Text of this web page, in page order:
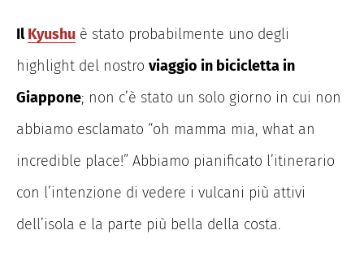
IlKyushu è stato probabilmente uno degli
highlight del nostro viaggio in bicicletta in
Giappone; non c’è stato un solo giorno in cui non
abbiamo esclamato “oh mamma mia, what an
incredible place!” Abbiamo pianificato l’itinerario
con l’intenzione di vedere i vulcani più attivi
dell’isola e la parte più bella della costa.